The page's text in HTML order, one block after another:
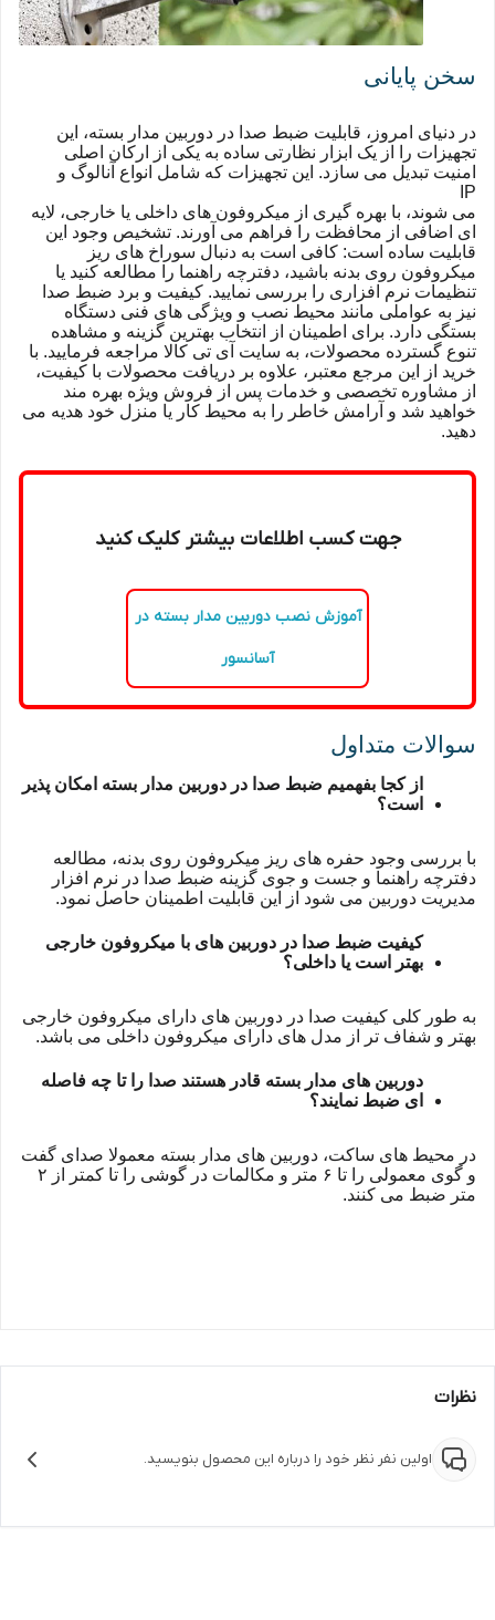
سخن پایانی
در دنیای امروز، قابلیت ضبط صدا در دوربین مدار بسته، این
تجهیزات را از یک ابزار نظارتی ساده به یکی از ارکان اصلی
امنیت تبدیل می سازد. این تجهیزات که شامل انواع آنالوگ و
IP
می شوند، با بهره گیری از میکروفون های داخلی یا خارجی، لایه
ای اضافی از محافظت را فراهم می آورند. تشخیص وجود این
قابلیت ساده است: کافی است به دنبال سوراخ های ریز
میکروفون روی بدنه باشید، دفترچه راهنما را مطالعه کنید یا
تنظیمات نرم افزاری را بررسی نمایید. کیفیت و برد ضبط صدا
نیز به عواملی مانند محیط نصب و ویژگی های فنی دستگاه
بستگی دارد. برای اطمینان از انتخاب بهترین گزینه و مشاهده
تنوع گسترده محصولات، به سایت آی تی کالا مراجعه فرمایید. با
خرید از این مرجع معتبر، علاوه بر دریافت محصولات با کیفیت،
از مشاوره تخصصی و خدمات پس از فروش ویژه بهره مند
خواهید شد و آرامش خاطر را به محیط کار یا منزل خود هدیه می
دهید.
جهت کسب اطلاعات بیشتر کلیک کنید
آموزش نصب دوربین مدار بسته در
آسانسور
سوالات متداول
از کجا بفهمیم ضبط صدا در دوربین مدار بسته امکان پذیر
است؟
با بررسی وجود حفره های ریز میکروفون روی بدنه، مطالعه
دفترچه راهنما و جست و جوی گزینه ضبط صدا در نرم افزار
مدیریت دوربین می شود از این قابلیت اطمینان حاصل نمود.
کیفیت ضبط صدا در دوربین های با میکروفون خارجی
بهتر است یا داخلی؟
به طور کلی کیفیت صدا در دوربین های دارای میکروفون خارجی
بهتر و شفاف تر از مدل های دارای میکروفون داخلی می باشد.
دوربین های مدار بسته قادر هستند صدا را تا چه فاصله
ای ضبط نمایند؟
در محیط های ساکت، دوربین های مدار بسته معمولا صدای گفت
و گوی معمولی را تا ۶ متر و مکالمات در گوشی را تا کمتر از ۲
متر ضبط می کنند.
نظرات
اولین نفر نظر خود را درباره این محصول بنویسید.